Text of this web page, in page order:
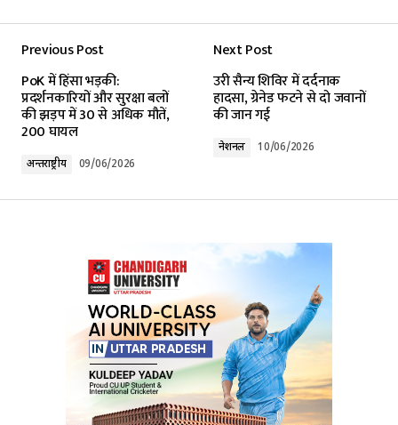
Required fields are marked*
Comment
Your E-mail*
Submit Comment
Previous Post
PoK में हिंसा भड़की:
प्रदर्शनकारियों और सुरक्षा बलों
की झड़प में 30 से अधिक मौतें,
200 घायल
अन्तर्राष्ट्रीय 09/06/2026
Next Post
उरी सैन्य शिविर में दर्दनाक
हादसा, ग्रेनेड फटने से दो जवानों
की जान गई
नेशनल 10/06/2026